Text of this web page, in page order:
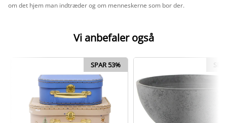
om det hjem man indtræder og om menneskerne som bor der.
Vi anbefaler også
SPAR 53%